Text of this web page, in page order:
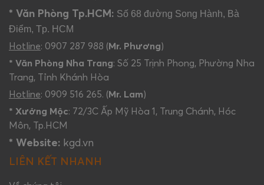
* Văn Phòng Tp.HCM: Số 68 đường Song Hành, Bà
Điểm, Tp. HCM
Hotline: 0907 287 988 ( Mr. Phương)
* Văn Phòng Nha Trang: Số 25 Trịnh Phong, Phường Nha
Trang, Tỉnh Khánh Hòa
Hotline: 0909 516 265. ( Mr. Lam)
* Xưởng Mộc: 72/3C Ấp Mỹ Hòa 1, Trung Chánh, Hóc
Môn, Tp.HCM
* Website: kgd.vn
LIÊN KẾT NHANH